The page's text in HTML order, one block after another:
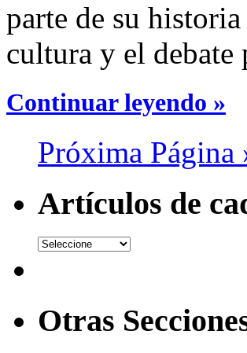
parte de su
cultura y el debate
Continuar leyendo »
Próxima Página
Artículos de
Otras